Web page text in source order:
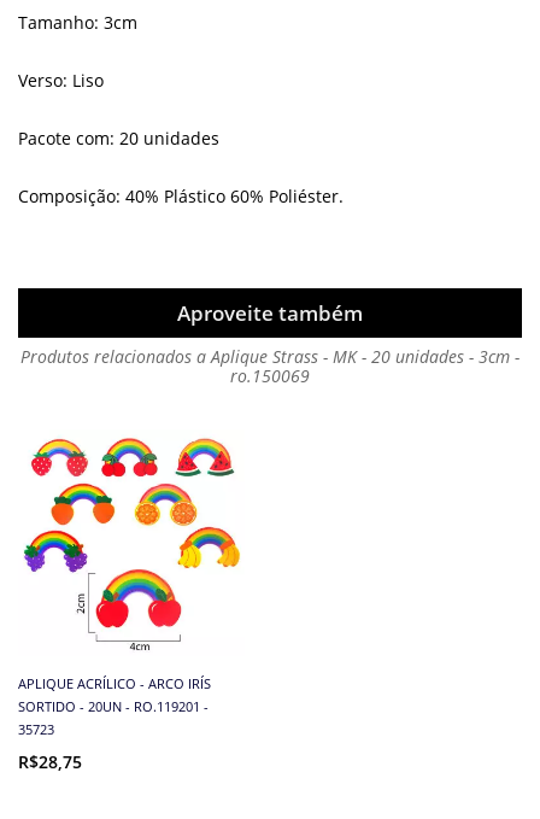
Tamanho: 3cm
Verso: Liso
Pacote com: 20 unidades
Composição: 40% Plástico 60% Poliéster.
Aproveite também
Produtos relacionados a Aplique Strass - MK - 20 unidades - 3cm -
ro.150069
APLIQUE ACRÍLICO - ARCO IRÍS
SORTIDO - 20UN - RO.119201 -
35723
R$28,75